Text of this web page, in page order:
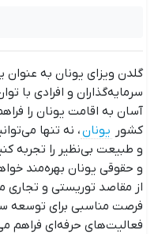
گلدن ویزای یونان به
سرمایه‌گذاران و افرادی با
آسان به اقامت یونان را
کشور یونان، نه تنها
و طبیعت بی‌نظیر را تجربه
و حقوقی یونان بهره‌مند
از مقاصد توریستی و تجاری
فرصت مناسبی برای توسعه
فعالیت‌های حرفه‌ای فراهم